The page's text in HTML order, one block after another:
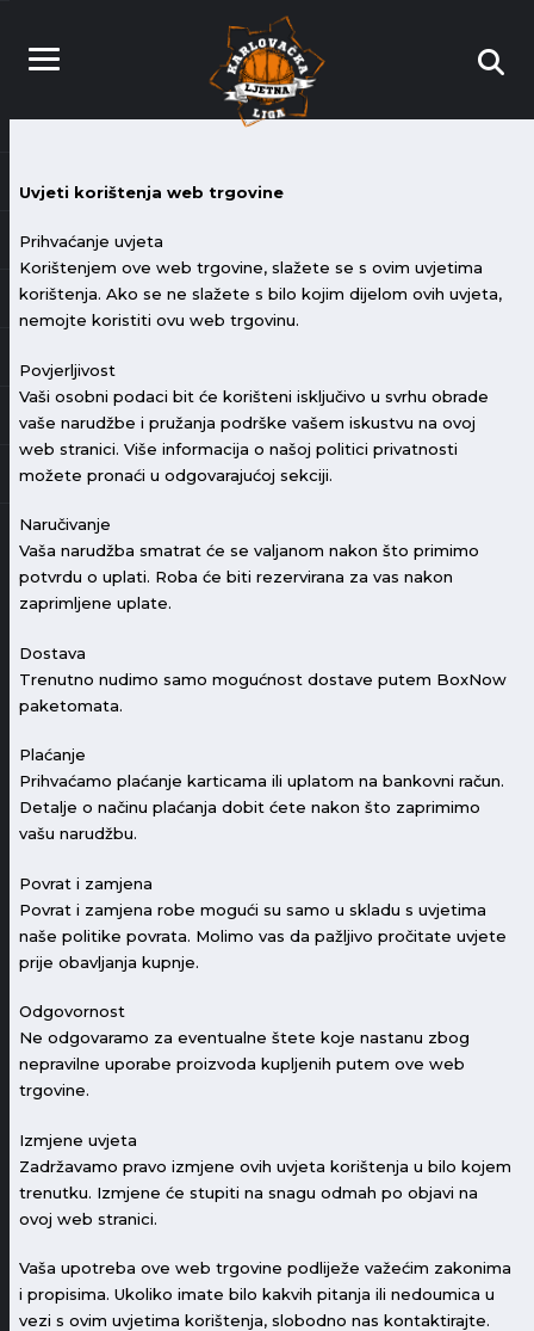
Uvjeti korištenja web trgovine
Prihvaćanje uvjeta
Korištenjem ove web trgovine, slažete se s ovim uvjetima
korištenja. Ako se ne slažete s bilo kojim dijelom ovih uvjeta,
nemojte koristiti ovu web trgovinu.
Povjerljivost
Vaši osobni podaci bit će korišteni isključivo u svrhu obrade
vaše narudžbe i pružanja podrške vašem iskustvu na ovoj
web stranici. Više informacija o našoj politici privatnosti
možete pronaći u odgovarajućoj sekciji.
Naručivanje
Vaša narudžba smatrat će se valjanom nakon što primimo
potvrdu o uplati. Roba će biti rezervirana za vas nakon
zaprimljene uplate.
Dostava
Trenutno nudimo samo mogućnost dostave putem BoxNow
paketomata.
Plaćanje
Prihvaćamo plaćanje karticama ili uplatom na bankovni račun.
Detalje o načinu plaćanja dobit ćete nakon što zaprimimo
vašu narudžbu.
Povrat i zamjena
Povrat i zamjena robe mogući su samo u skladu s uvjetima
naše politike povrata. Molimo vas da pažljivo pročitate uvjete
prije obavljanja kupnje.
Odgovornost
Ne odgovaramo za eventualne štete koje nastanu zbog
nepravilne uporabe proizvoda kupljenih putem ove web
trgovine.
Izmjene uvjeta
Zadržavamo pravo izmjene ovih uvjeta korištenja u bilo kojem
trenutku. Izmjene će stupiti na snagu odmah po objavi na
ovoj web stranici.
Vaša upotreba ove web trgovine podliježe važećim zakonima
i propisima. Ukoliko imate bilo kakvih pitanja ili nedoumica u
vezi s ovim uvjetima korištenja, slobodno nas kontaktirajte.